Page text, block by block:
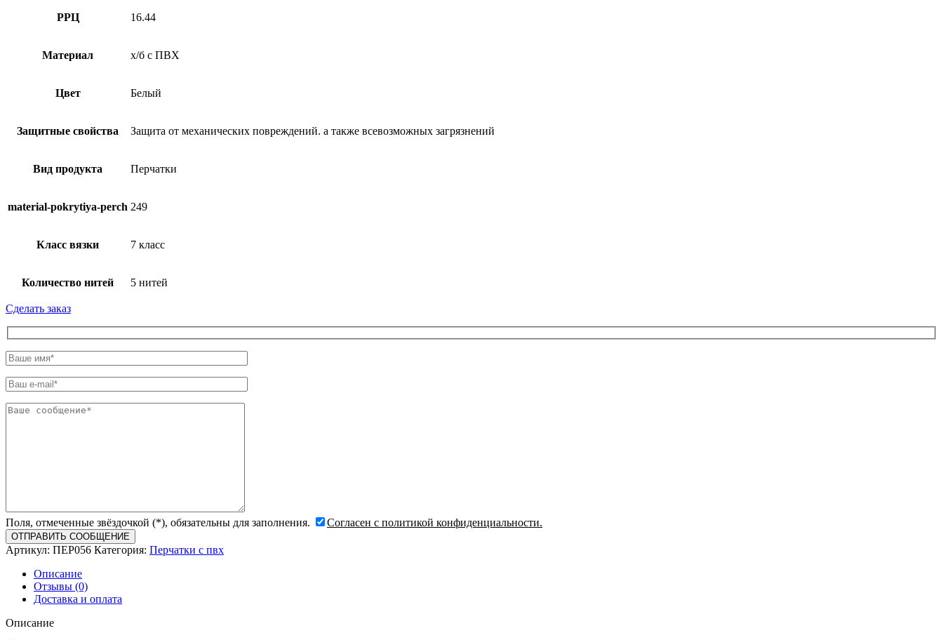
РРЦ 16.44
Материал х/б с ПВХ
Цвет Белый
Защитные свойства Защита от механических повреждений. а также всевозможных загрязнений
Вид продукта Перчатки
material-pokrytiya-perch 249
Класс вязки 7 класс
Количество нитей 5 нитей
Сделать заказ
Поля, отмеченные звёздочкой (*), обязательны для заполнения. Согласен с политикой конфиденциальности.
Артикул: ПЕР056 Категория: Перчатки с пвх
Описание
Отзывы (0)
Доставка и оплата
Описание